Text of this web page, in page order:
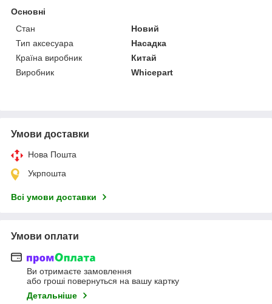
Основні
Стан
Новий
Тип аксесуара
Насадка
Країна виробник
Китай
Виробник
Whicepart
Умови доставки
Нова Пошта
Укрпошта
Всі умови доставки
Умови оплати
Ви отримаєте замовлення
або гроші повернуться на вашу картку
Детальніше